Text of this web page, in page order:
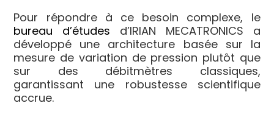
Pour répondre à ce besoin complexe, le
bureau d’études d’IRIAN MECATRONICS a
développé une architecture basée sur la
mesure de variation de pression plutôt que
sur des débitmètres classiques,
garantissant une robustesse scientifique
accrue.